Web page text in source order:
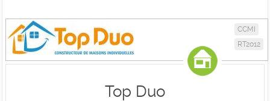
CCMI
RT2012
Top Duo